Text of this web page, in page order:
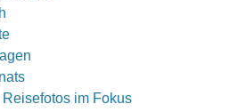
im Fokus